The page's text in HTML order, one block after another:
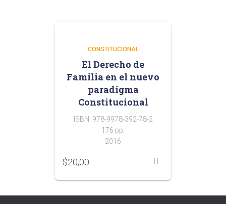
CONSTITUCIONAL
El Derecho de
Familia en el nuevo
paradigma
Constitucional
ISBN: 978-9978-392-78-2
176 pp.
2016
$20,00